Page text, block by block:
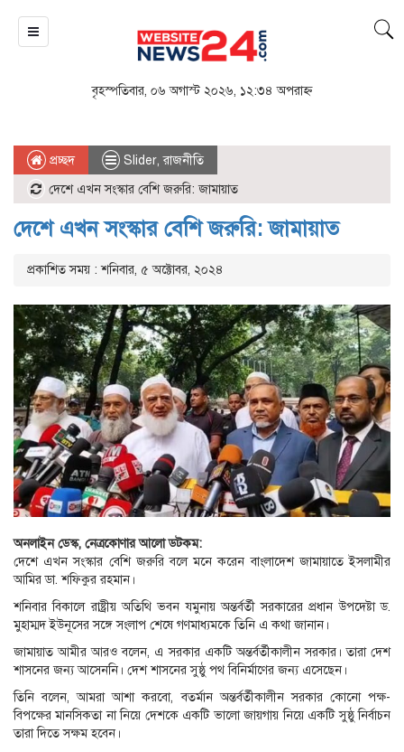
বৃহস্পতিবার, ০৬ অগাস্ট ২০২৬, ১২:৩৪ অপরাহ্ন
প্রচ্ছদ Slider,রাজনীতি
দেশে এখন সংস্কার বেশি জরুরি: জামায়াত
দেশে এখন সংস্কার বেশি জরুরি: জামায়াত
প্রকাশিত সময় : শনিবার, ৫ অক্টোবর, ২০২৪
অনলাইন ডেস্ক, নেত্রকোণার আলো ডটকম:
দেশে এখন সংস্কার বেশি জরুরি বলে মনে করেন বাংলাদেশ জামায়াতে ইসলামীর
আমির ডা. শফিকুর রহমান।
শনিবার বিকালে রাষ্ট্রীয় অতিথি ভবন যমুনায় অন্তর্বর্তী সরকারের প্রধান উপদেষ্টা ড.
মুহাম্মদ ইউনূসের সঙ্গে সংলাপ শেষে গণমাধ্যমকে তিনি এ কথা জানান।
জামায়াত আমীর আরও বলেন, এ সরকার একটি অন্তর্বর্তীকালীন সরকার। তারা দেশ
শাসনের জন্য আসেননি। দেশ শাসনের সুষ্ঠু পথ বিনির্মাণের জন্য এসেছেন।
তিনি বলেন, আমরা আশা করবো, বতর্মান অন্তর্বর্তীকালীন সরকার কোনো পক্ষ-
বিপক্ষের মানসিকতা না নিয়ে দেশকে একটি ভালো জায়গায় নিয়ে একটি সুষ্ঠু নির্বাচন
তারা দিতে সক্ষম হবেন।